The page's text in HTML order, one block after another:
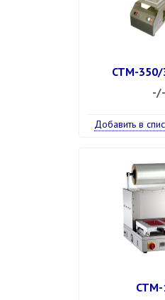
CTM-
-/-
Добавить в